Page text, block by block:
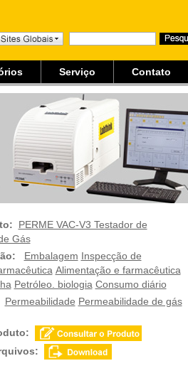
Serviço Contato
PERME VAC-V3 Testador de
Gás
Embalagem Inspecção de
Alimentação e farmacêutica
Petróleo. biologia Consumo diário
Permeabilidade Permeabilidade de gás